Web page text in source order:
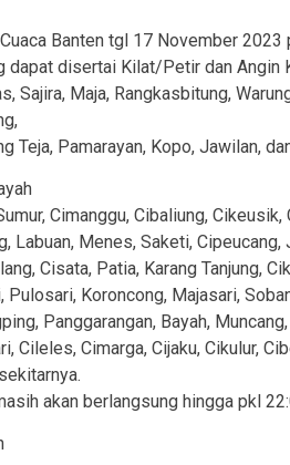
Banten tgl 17 November
dapat disertai Kilat/Petir dan Angin
Sajira, Maja, Rangkasbitung,
Teja, Pamarayan, Kopo, Jawilan,
Cimanggu, Cibaliung,
Labuan, Menes, Saketi,
Cisata, Patia, Karang Tanjung,
Pulosari, Koroncong, Majasari,
Panggarangan, Bayah,
Cileles, Cimarga, Cijaku, Cikulur,
akan berlangsung hingga pkl